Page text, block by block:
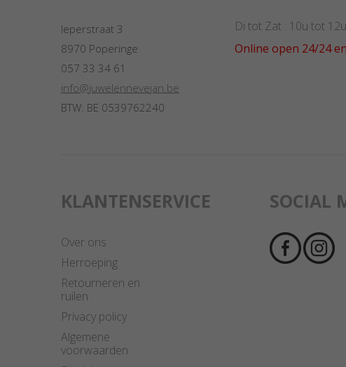
Ieperstraat 3
8970 Poperinge
057 33 34 61
info@juwelennevejan.be
BTW: BE 0539762240
Di tot Zat : 10u tot
Online open 24/24
KLANTENSERVICE
Over ons
Herroeping
Retourneren en
ruilen
Privacy policy
Algemene
voorwaarden
SOCIAL